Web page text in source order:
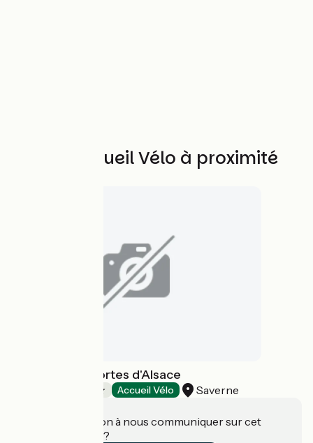
Autres Accueil Vélo à proximité
Camping Les Portes d'Alsace
Accueil Vélo Saverne
Une information à nous communiquer sur cet
établissement ?